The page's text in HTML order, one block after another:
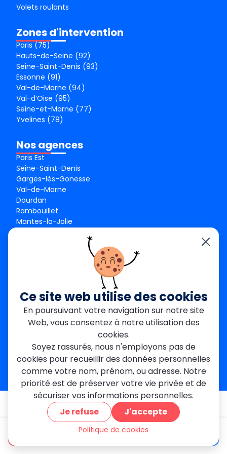
Volets roulants
Zones d'intervention
Paris (75)
Hauts-de-Seine (92)
Seine-Saint-Denis (93)
Essonne (91)
Val-de-Marne (94)
Val-d’Oise (95)
Seine-et-Marne (77)
Yvelines (78)
Nos agences
Paris Est
Seine-Saint-Denis
Garges-lès-Gonesse
Val-de-Marne
Dourdan
Rambouillet
Mantes-la-Jolie
contact@metallerie-grand-paris.com
46 bis Av. du Maine, 75015 Paris
Mentions légales
Politique De Confidentialité
Cookies
CGV
Engagements Clients
À propos
Blog Plan du site Avis FAQ
© 2026 MGParis — Tous droits réservés
Devis gratuit
Ce site web utilise des cookies
En poursuivant votre navigation sur notre site
Web, vous consentez à notre utilisation des
cookies.
Soyez rassurés, nous n'employons pas de
cookies pour recueillir des données personnelles
comme votre nom, prénom, ou adresse. Notre
priorité est de préserver votre vie privée et de
sécuriser vos informations personnelles.
Je refuse
J'accepte
Politique de cookies